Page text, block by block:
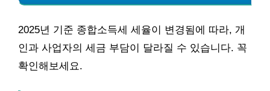
2025년 기준 종합소득세 세율이 변경됨에 따라, 개
인과 사업자의 세금 부담이 달라질 수 있습니다. 꼭
확인해보세요.